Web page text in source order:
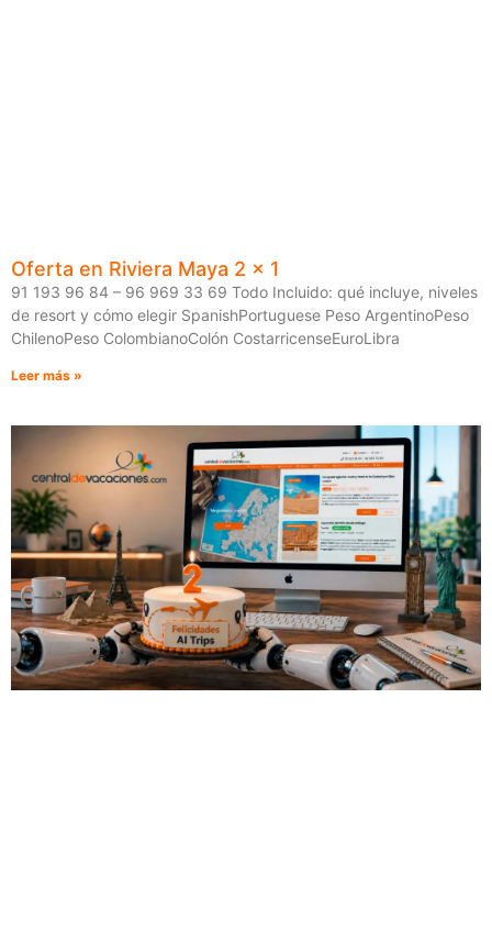
Oferta en Riviera Maya 2 x 1
91 193 96 84 – 96 969 33 69 Todo Incluido: qué incluye, niveles
de resort y cómo elegir SpanishPortuguese Peso ArgentinoPeso
ChilenoPeso ColombianoColón CostarricenseEuroLibra
Leer más »